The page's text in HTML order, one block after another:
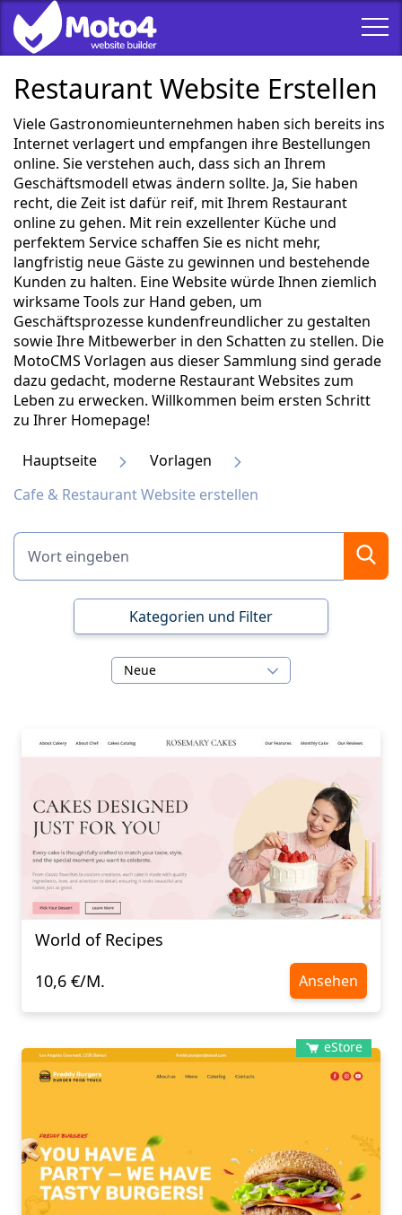
Restaurant Website Erstellen
Viele Gastronomieunternehmen haben sich bereits ins
Internet verlagert und empfangen ihre Bestellungen
online. Sie verstehen auch, dass sich an Ihrem
Geschäftsmodell etwas ändern sollte. Ja, Sie haben
recht, die Zeit ist dafür reif, mit Ihrem Restaurant
online zu gehen. Mit rein exzellenter Küche und
perfektem Service schaffen Sie es nicht mehr,
langfristig neue Gäste zu gewinnen und bestehende
Kunden zu halten. Eine Website würde Ihnen ziemlich
wirksame Tools zur Hand geben, um
Geschäftsprozesse kundenfreundlicher zu gestalten
sowie Ihre Mitbewerber in den Schatten zu stellen. Die
MotoCMS Vorlagen aus dieser Sammlung sind gerade
dazu gedacht, moderne Restaurant Websites zum
Leben zu erwecken. Willkommen beim ersten Schritt
zu Ihrer Homepage!
Hauptseite
Vorlagen
Cafe & Restaurant Website erstellen
Kategorien und Filter
Neue
World of Recipes
10,6 €/M.
Ansehen
eStore